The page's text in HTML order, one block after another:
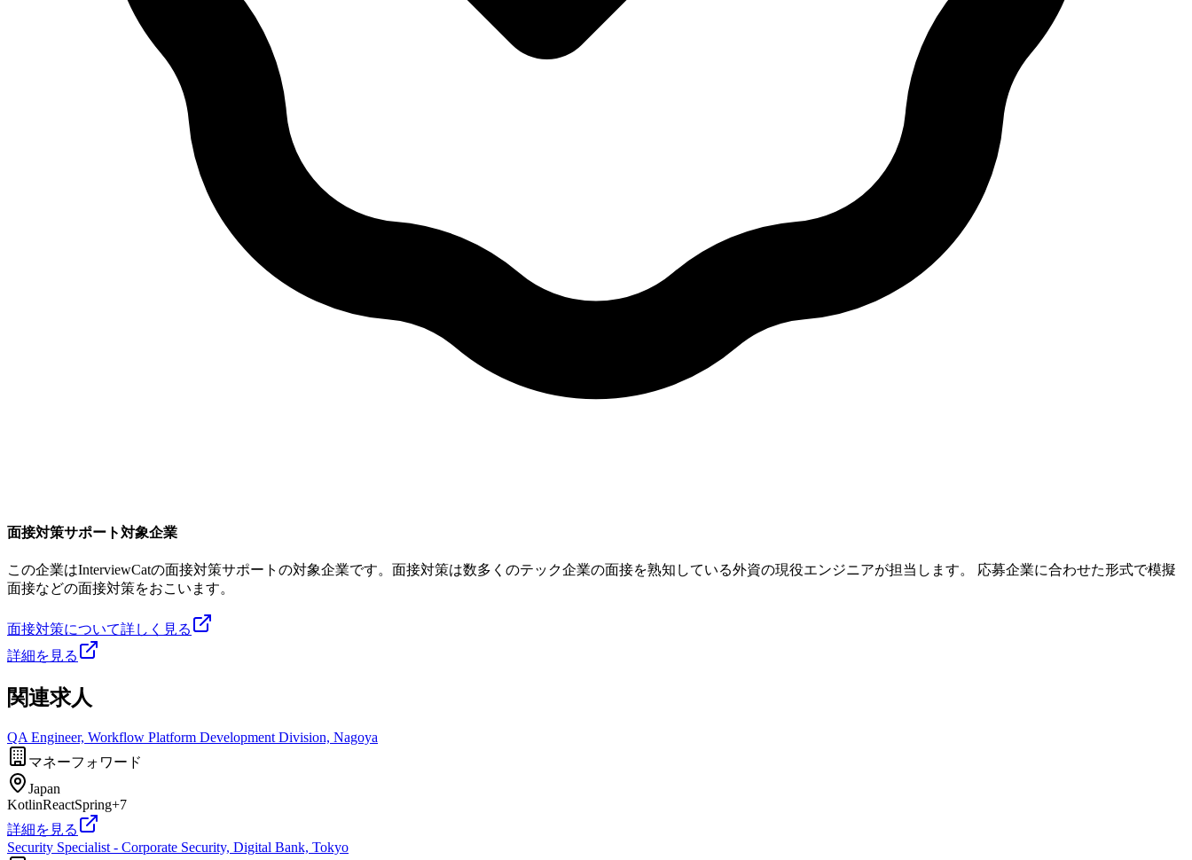
面接対策サポート対象企業
この企業はInterviewCatの面接対策サポートの対象企業です。面接対策は数多くのテック企業の面接を熟知している外資の現役エンジニアが担当します。 応募企業に合わせた形式で模擬
面接などの面接対策をおこいます。
面接対策について詳しく見る
詳細を見る
関連求人
QA Engineer, Workflow Platform Development Division, Nagoya
マネーフォワード
Japan
KotlinReactSpring+7
詳細を見る
Security Specialist - Corporate Security, Digital Bank, Tokyo